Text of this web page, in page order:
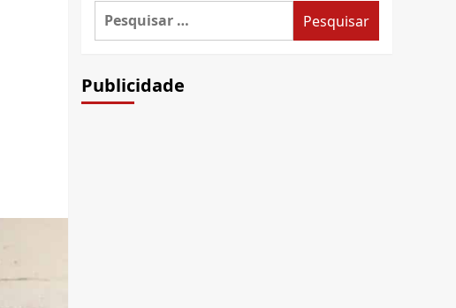
Pesquisar
Publicidade